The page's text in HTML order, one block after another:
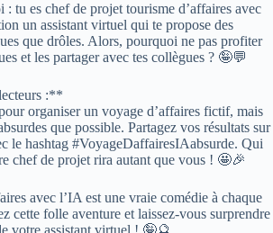
tu es chef de projet tourisme d’affaires avec
un assistant virtuel qui te propose des
que drôles. Alors, pourquoi ne pas profiter
et les partager avec tes collègues ? 🤪💬
:**
organiser un voyage d’affaires fictif, mais
que possible. Partagez vos résultats sur
le hashtag #VoyageDaffairesIAabsurde. Qui
chef de projet rira autant que vous ! 🤩🎉
avec l’IA est une vraie comédie à chaque
cette folle aventure et laissez-vous surprendre
votre assistant virtuel ! 🤪🔮